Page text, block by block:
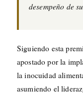
desempeño de
Siguiendo esta
apostado por la
la inocuidad
asumiendo el